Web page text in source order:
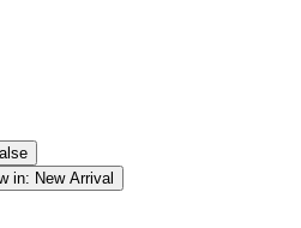
in: New Arrival